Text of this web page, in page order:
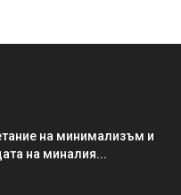
на минимализъм и
на миналия...